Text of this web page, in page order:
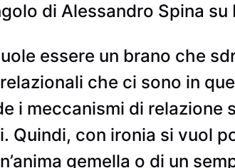
di Alessandro Spina su
essere un brano che
che ci sono in
i meccanismi di
con ironia si vuol
gemella o di un